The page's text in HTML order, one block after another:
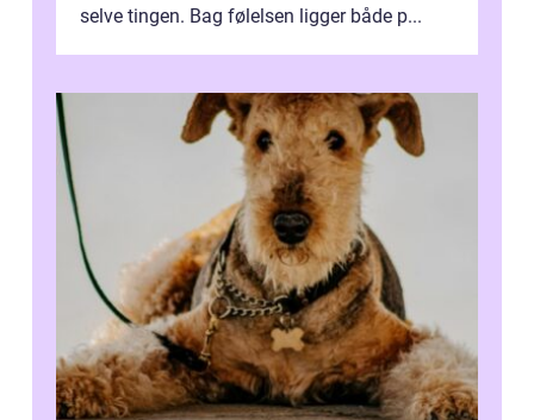
selve tingen. Bag følelsen ligger både p...